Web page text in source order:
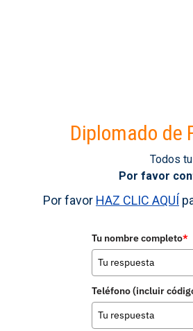
Diplomado de
Todos
Por favor
Por favor HAZ CLIC AQUÍ
Tu nombre completo*
Teléfono (incluir